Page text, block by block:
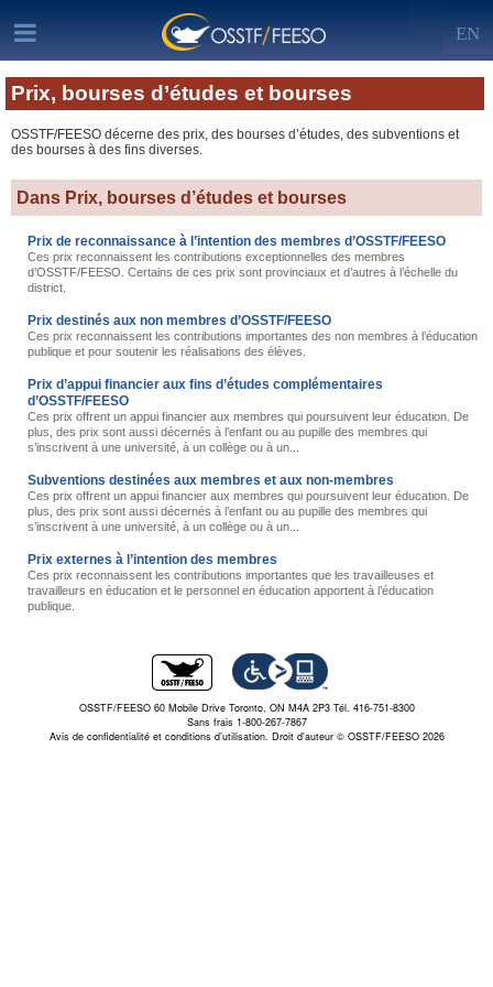
EN
Prix, bourses d’études et bourses
OSSTF/FEESO décerne des prix, des bourses d’études, des subventions et
des bourses à des fins diverses.
Dans Prix, bourses d’études et bourses
Prix de reconnaissance à l’intention des membres d’OSSTF/FEESO
Ces prix reconnaissent les contributions exceptionnelles des membres
d’OSSTF/FEESO. Certains de ces prix sont provinciaux et d’autres à l’échelle du
district.
Prix destinés aux non membres d’OSSTF/FEESO
Ces prix reconnaissent les contributions importantes des non membres à l’éducation
publique et pour soutenir les réalisations des élèves.
Prix d’appui financier aux fins d’études complémentaires
d’OSSTF/FEESO
Ces prix offrent un appui financier aux membres qui poursuivent leur éducation. De
plus, des prix sont aussi décernés à l’enfant ou au pupille des membres qui
s’inscrivent à une université, à un collège ou à un...
Subventions destinées aux membres et aux non-membres
Ces prix offrent un appui financier aux membres qui poursuivent leur éducation. De
plus, des prix sont aussi décernés à l’enfant ou au pupille des membres qui
s’inscrivent à une université, à un collège ou à un...
Prix externes à l’intention des membres
Ces prix reconnaissent les contributions importantes que les travailleuses et
travailleurs en éducation et le personnel en éducation apportent à l’éducation
publique.
OSSTF/FEESO 60 Mobile Drive Toronto, ON M4A 2P3 Tél. 416-751-8300
Sans frais 1-800-267-7867
Avis de confidentialité et conditions d’utilisation. Droit d'auteur © OSSTF/FEESO 2026